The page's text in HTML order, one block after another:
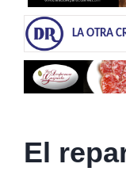
LA OTRA
El